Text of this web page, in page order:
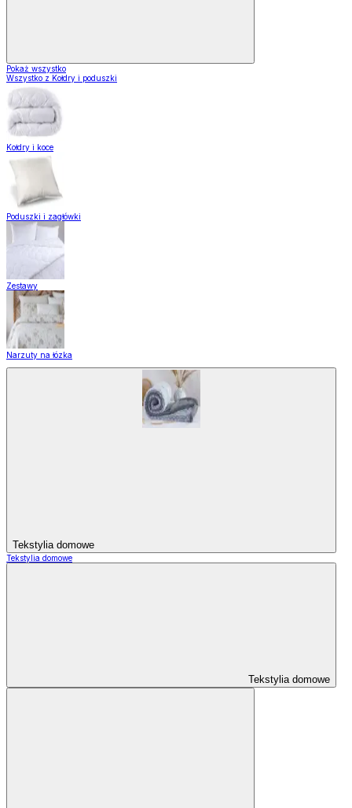
Pokaż wszystko
Wszystko z Kołdry i poduszki
Kołdry i koce
Poduszki i zagłówki
Zestawy
Narzuty na łózka
Tekstylia domowe
Tekstylia domowe
Tekstylia domowe